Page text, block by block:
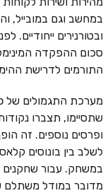
במחשב וגם במובייל,
ובטורנירים ייחודיים.
סכום ההפקדה
התורמים לדרישת
שתסיימו, תצברו
ופרסים נוספים. זה
לשלב בין בונוסים
במשחק. עבור שחקנים
מדובר במודל